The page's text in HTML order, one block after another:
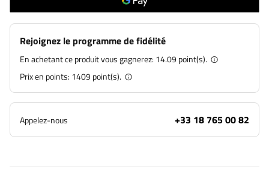
Rejoignez le programme de fidélité
En achetant ce produit vous gagnerez: 14.09 point(s).
Prix en points: 1409point(s).
Appelez-nous +33 18 765 00 82